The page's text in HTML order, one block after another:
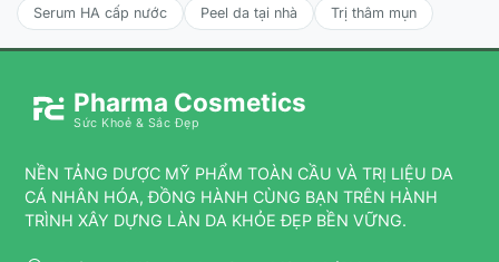
sau khi bơi, đổ mồ hôi hoặc lau mặt bằng khăn để duy trì
hiệu quả bảo vệ tốt nhất.
Serum HA cấp nước
Peel da tại nhà Trị thâm mụn
Pharma Cosmetics
Sức Khoẻ & Sắc Đẹp
NỀN TẢNG DƯỢC MỸ PHẨM TOÀN CẦU VÀ TRỊ LIỆU DA
CÁ NHÂN HÓA, ĐỒNG HÀNH CÙNG BẠN TRÊN HÀNH
TRÌNH XÂY DỰNG LÀN DA KHỎE ĐẸP BỀN VỮNG.